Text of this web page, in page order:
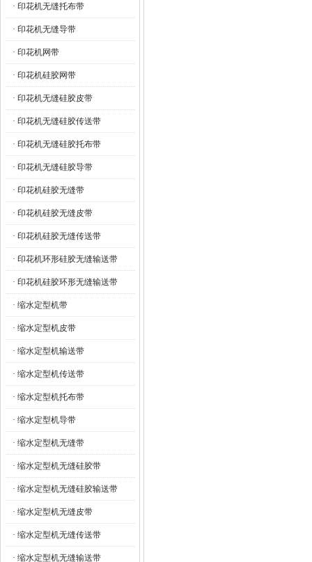
· 印花机无缝托布带
· 印花机无缝导带
· 印花机网带
· 印花机硅胶网带
· 印花机无缝硅胶皮带
· 印花机无缝硅胶传送带
· 印花机无缝硅胶托布带
· 印花机无缝硅胶导带
· 印花机硅胶无缝带
· 印花机硅胶无缝皮带
· 印花机硅胶无缝传送带
· 印花机环形硅胶无缝输送带
· 印花机硅胶环形无缝输送带
· 缩水定型机带
· 缩水定型机皮带
· 缩水定型机输送带
· 缩水定型机传送带
· 缩水定型机托布带
· 缩水定型机导带
· 缩水定型机无缝带
· 缩水定型机无缝硅胶带
· 缩水定型机无缝硅胶输送带
· 缩水定型机无缝皮带
· 缩水定型机无缝传送带
· 缩水定型机无缝输送带